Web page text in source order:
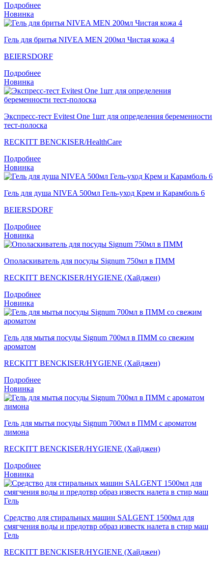
Подробнее
Новинка
Гель для бритья NIVEA MEN 200мл Чистая кожа 4
BEIERSDORF
Подробнее
Новинка
Экспресс-тест Evitest One 1шт для определения беременности
тест-полоска
RECKITT BENCKISER/НealthСare
Подробнее
Новинка
Гель для душа NIVEA 500мл Гель-уход Крем и Карамболь 6
BEIERSDORF
Подробнее
Новинка
Ополаскиватель для посуды Signum 750мл в ПММ
RECKITT BENCKISER/HYGIENE (Хайджен)
Подробнее
Новинка
Гель для мытья посуды Signum 700мл в ПММ со свежим
ароматом
RECKITT BENCKISER/HYGIENE (Хайджен)
Подробнее
Новинка
Гель для мытья посуды Signum 700мл в ПММ с ароматом
лимона
RECKITT BENCKISER/HYGIENE (Хайджен)
Подробнее
Новинка
Средство для стиральных машин SALGENT 1500мл для
смягчения воды и предотвр образ известк налета в стир маш
Гель
RECKITT BENCKISER/HYGIENE (Хайджен)